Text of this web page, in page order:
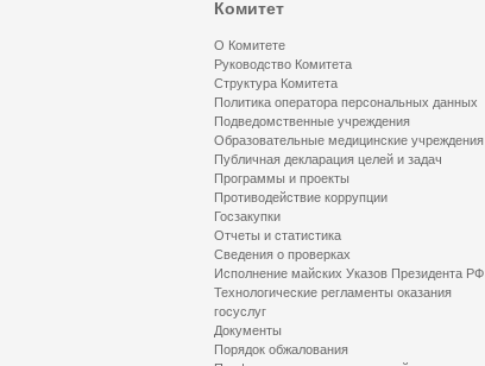
Комитет
О Комитете
Руководство Комитета
Структура Комитета
Политика оператора персональных данных
Подведомственные учреждения
Образовательные медицинские учреждения
Публичная декларация целей и задач
Программы и проекты
Противодействие коррупции
Госзакупки
Отчеты и статистика
Сведения о проверках
Исполнение майских Указов Президента РФ
Технологические регламенты оказания
госуслуг
Документы
Порядок обжалования